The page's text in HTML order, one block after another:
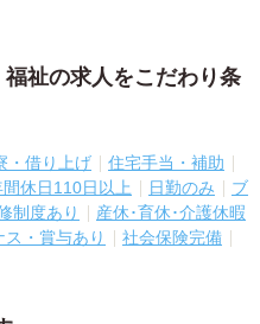
祉の求人をこだわり条
・借り上げ
住宅手当・補助
間休日110日以上 日勤のみ
ブ
制度あり
産休･育休･介護休暇
ス・賞与あり
社会保険完備